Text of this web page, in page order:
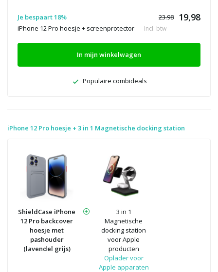
Je bespaart 18% 23.98 19,98
iPhone 12 Pro hoesje + screenprotector Incl. btw
In mijn winkelwagen
Populaire combideals
iPhone 12 Pro hoesje + 3 in 1 Magnetische docking station
ShieldCase iPhone
12 Pro backcover
hoesje met
pashouder
(lavendel grijs)
3 in 1
Magnetische
docking station
voor Apple
producten
Oplader voor
Apple apparaten